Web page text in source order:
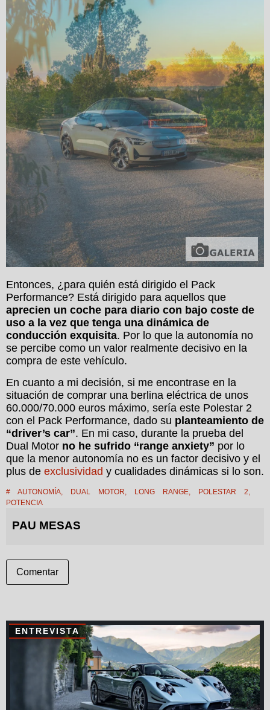
Entonces, ¿para quién está dirigido el Pack
Performance? Está dirigido para aquellos que
aprecien un coche para diario con bajo coste de
uso a la vez que tenga una dinámica de
conducción exquisita. Por lo que la autonomía no
se percibe como un valor realmente decisivo en la
compra de este vehículo.
En cuanto a mi decisión, si me encontrase en la
situación de comprar una berlina eléctrica de unos
60.000/70.000 euros máximo, sería este Polestar 2
con el Pack Performance, dado su planteamiento de
“driver’s car”. En mi caso, durante la prueba del
Dual Motor no he sufrido “range anxiety” por lo
que la menor autonomía no es un factor decisivo y el
plus de exclusividad y cualidades dinámicas si lo son.
# AUTONOMÍA, DUAL MOTOR, LONG RANGE, POLESTAR 2,
POTENCIA
PAU MESAS
Comentar
ENTREVISTA